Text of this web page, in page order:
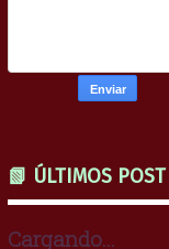
📗 ÚLTIMOS POST
Cargando...